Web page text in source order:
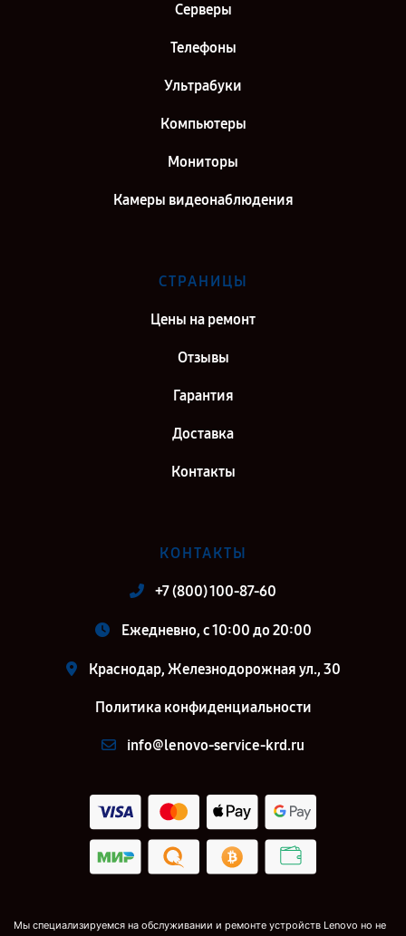
Серверы
Телефоны
Ультрабуки
Компьютеры
Мониторы
Камеры видеонаблюдения
СТРАНИЦЫ
Цены на ремонт
Отзывы
Гарантия
Доставка
Контакты
КОНТАКТЫ
+7 (800) 100-87-60
Ежедневно, с 10:00 до 20:00
Краснодар, Железнодорожная ул., 30
Политика конфиденциальности
info@lenovo-service-krd.ru
Мы специализируемся на обслуживании и ремонте устройств Lenovo но не